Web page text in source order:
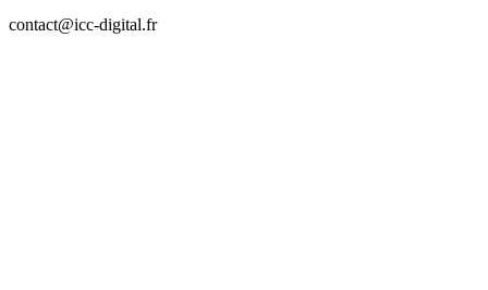
contact@icc-digital.fr